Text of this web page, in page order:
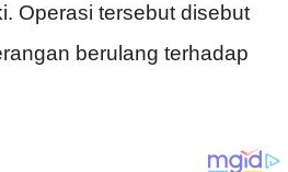
Operasi tersebut disebut
berulang terhadap